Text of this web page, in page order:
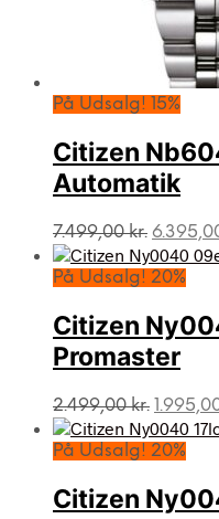
På Udsalg! 15%
Citizen
Automatik
7.499,00kr. Den
pris
På Udsalg! 20%
Citizen
Promaster
2.499,00kr. Den
pris
På Udsalg! 20%
Citizen